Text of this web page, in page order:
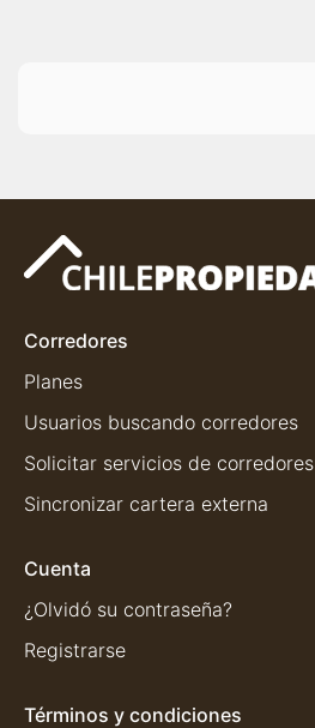
Corredores
Planes
Usuarios buscando corredores
Solicitar servicios de corredores
Sincronizar cartera externa
Cuenta
¿Olvidó su contraseña?
Registrarse
Términos y condiciones